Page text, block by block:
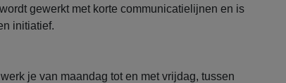
gewerkt met korte communicatielijnen en is
initiatief.
je van maandag tot en met vrijdag, tussen